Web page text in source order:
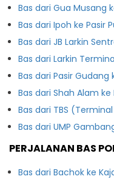
Bas dari Gua Musang
Bas dari Ipoh ke Pasir
Bas dari JB Larkin
Bas dari Larkin
Bas dari Pasir Gudang
Bas dari Shah Alam ke
Bas dari TBS
Bas dari UMP
PERJALANAN BAS
Bas dari Bachok ke